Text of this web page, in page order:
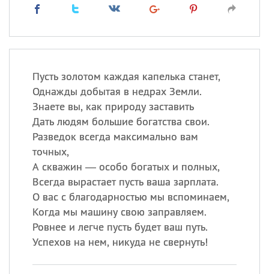
Пусть золотом каждая капелька станет,
Однажды добытая в недрах Земли.
Знаете вы, как природу заставить
Дать людям большие богатства свои.
Разведок всегда максимально вам
точных,
А скважин — особо богатых и полных,
Всегда вырастает пусть ваша зарплата.
О вас с благодарностью мы вспоминаем,
Когда мы машину свою заправляем.
Ровнее и легче пусть будет ваш путь.
Успехов на нем, никуда не свернуть!